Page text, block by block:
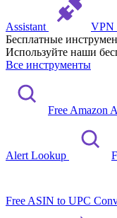
Assistant
VPN
Бесплатные
Используйте наши
Все инструменты
Free Amazon
Alert Lookup
Free ASIN to UPC